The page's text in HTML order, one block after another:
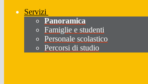
Servizi
Panoramica
Famiglie e studenti
Personale scolastico
Percorsi di studio